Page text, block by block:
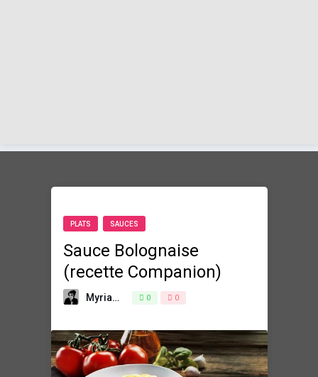
PLATS SAUCES
Sauce Bolognaise
(recette Companion)
Myriam 17 octobre 2017
0 0